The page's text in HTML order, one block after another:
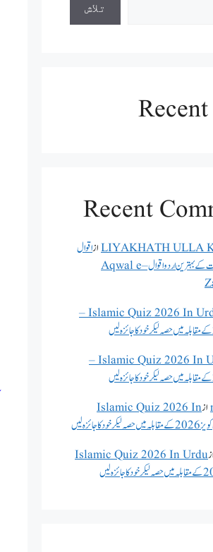
تلاش
Recent
LIYAKHATH ULLAازاقوال
زریں – عظیم شخصیات کے بہترین اردو اقوال – Aqwal e
Islamic Quiz 2026 In Urdu –
Islamic Quiz 2026 In Urdu –
ازIslamic Quiz 2026 In
ازIslamic Quiz 2026 In Urdu